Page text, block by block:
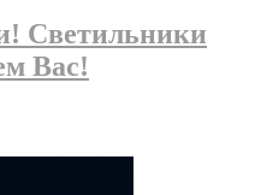
Светильники
Вас!